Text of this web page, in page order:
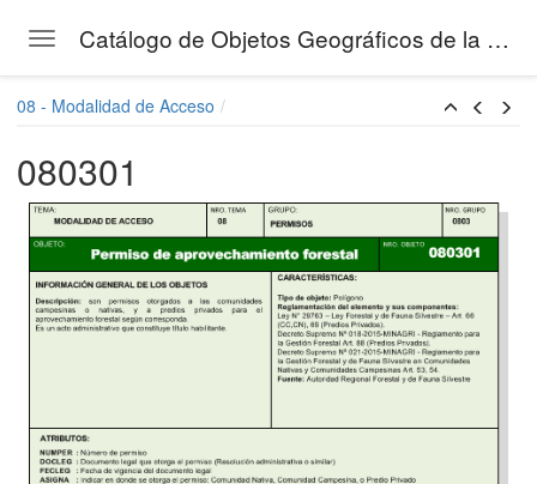
Toggle navigation Catálogo de Objetos Geográficos de la Gestión Forestal del SERFOR
08 - Modalidad de Acceso
080301